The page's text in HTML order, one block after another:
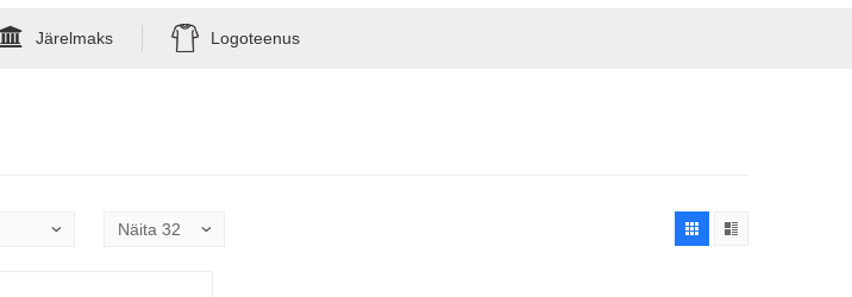
Järelmaks Logoteenus